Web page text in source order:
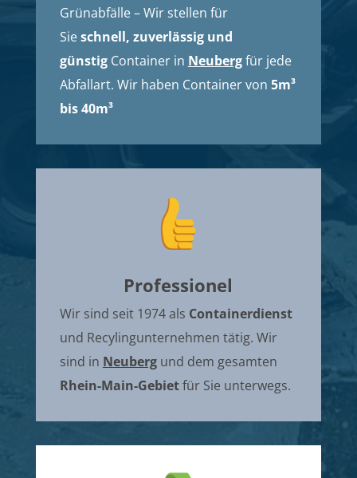
Grünabfälle – Wir stellen für
Sieschnell, zuverlässig und
günstigContainer in Neubergfür jede
Abfallart. Wir haben Container von 5m³
bis 40m³
Professionel
Wir sind seit 1974 als Containerdienst
und Recylingunternehmen tätig. Wir
sind in Neubergund dem gesamten
Rhein-Main-Gebietfür Sie unterwegs.